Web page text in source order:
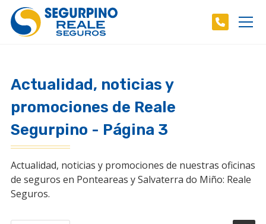
Actualidad, noticias y
promociones de Reale
Segurpino - Página 3
Actualidad, noticias y promociones de nuestras oficinas
de seguros en Ponteareas y Salvaterra do Miño: Reale
Seguros.